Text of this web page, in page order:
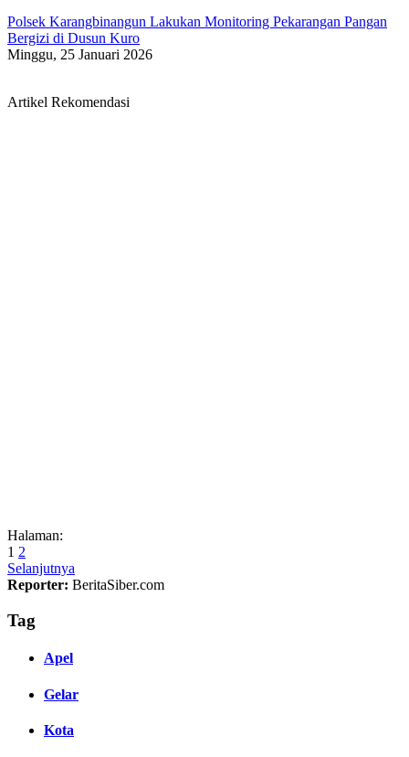
Polsek Karangbinangun Lakukan Monitoring Pekarangan Pangan
Bergizi di Dusun Kuro
Minggu, 25 Januari 2026
Artikel Rekomendasi
Halaman:
1 2
Selanjutnya
Reporter: BeritaSiber.com
Tag
Apel
Gelar
Kota